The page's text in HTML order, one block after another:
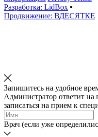
Разработка: LidBox ▪
Продвижение: ВДЕСЯТКЕ
Запишитесь на удобное
Администратор ответит
записаться на прием к
Врач (если уже